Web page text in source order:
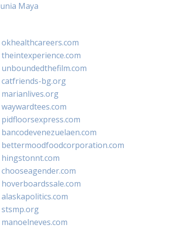
Maya
okhealthcareers.com
theintexperience.com
unboundedthefilm.com
catfriends-bg.org
marianlives.org
waywardtees.com
pidfloorsexpress.com
bancodevenezuelaen.com
bettermoodfoodcorporation.com
hingstonnt.com
chooseagender.com
hoverboardssale.com
alaskapolitics.com
stsmp.org
manoelneves.com